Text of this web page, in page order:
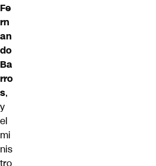
Fe
rn
an
do
Ba
rro
s,
y
el
mi
nis
tro